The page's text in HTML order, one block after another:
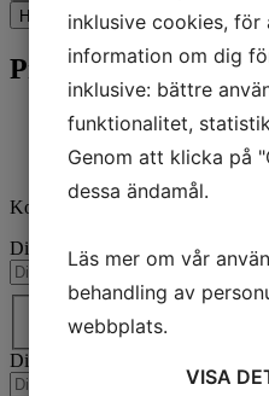
Hur undersöks metallografiska
Provberedning
Aka-Brief
Demo Kit
Kontakta oss
Ditt namn(Obligatoriskt)
Land / region*(Obligatoriskt)
Din e-postadress
inklusive cookies, för
information om dig
inklusive: bättre
funktionalitet,
Genom att klicka på
dessa ändamål.
Läs mer om vår
behandling av
webbplats.
VISA